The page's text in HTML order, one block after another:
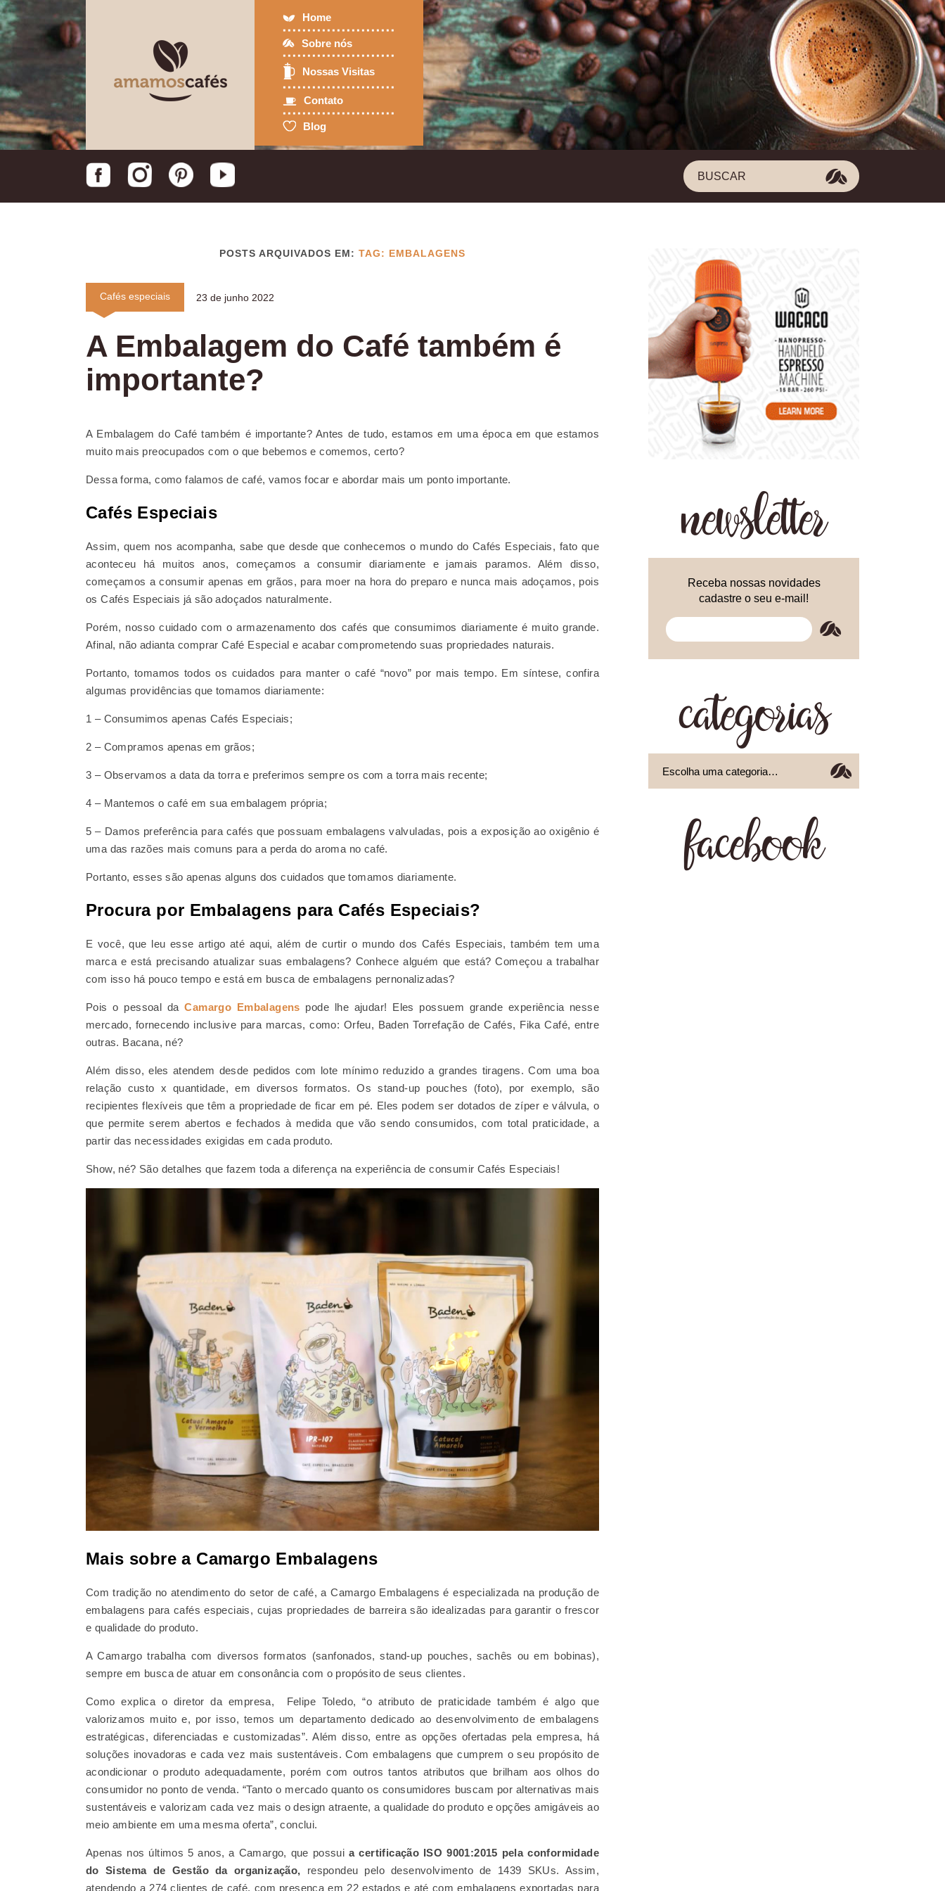
Home
Sobre nós
Nossas Visitas
Contato
Blog
POSTS ARQUIVADOS EM: TAG: EMBALAGENS
Cafés especiais 23 de junho 2022
A Embalagem do Café também é
importante?
A Embalagem do Café também é importante? Antes de tudo, estamos em uma época em que estamos
muito mais preocupados com o que bebemos e comemos, certo?
Dessa forma, como falamos de café, vamos focar e abordar mais um ponto importante.
Cafés Especiais
Assim, quem nos acompanha, sabe que desde que conhecemos o mundo do Cafés Especiais, fato que
aconteceu há muitos anos, começamos a consumir diariamente e jamais paramos. Além disso,
começamos a consumir apenas em grãos, para moer na hora do preparo e nunca mais adoçamos, pois
os Cafés Especiais já são adoçados naturalmente.
Porém, nosso cuidado com o armazenamento dos cafés que consumimos diariamente é muito grande.
Afinal, não adianta comprar Café Especial e acabar comprometendo suas propriedades naturais.
Portanto, tomamos todos os cuidados para manter o café “novo” por mais tempo. Em síntese, confira
algumas providências que tomamos diariamente:
1 – Consumimos apenas Cafés Especiais;
2 – Compramos apenas em grãos;
3 – Observamos a data da torra e preferimos sempre os com a torra mais recente;
4 – Mantemos o café em sua embalagem própria;
5 – Damos preferência para cafés que possuam embalagens valvuladas, pois a exposição ao oxigênio é
uma das razões mais comuns para a perda do aroma no café.
Portanto, esses são apenas alguns dos cuidados que tomamos diariamente.
Procura por Embalagens para Cafés Especiais?
E você, que leu esse artigo até aqui, além de curtir o mundo dos Cafés Especiais, também tem uma
marca e está precisando atualizar suas embalagens? Conhece alguém que está? Começou a trabalhar
com isso há pouco tempo e está em busca de embalagens pernonalizadas?
Pois o pessoal daCamargo Embalagens pode lhe ajudar! Eles possuem grande experiência nesse
mercado, fornecendo inclusive para marcas, como: Orfeu, Baden Torrefação de Cafés, Fika Café, entre
outras. Bacana, né?
Além disso, eles atendem desde pedidos com lote mínimo reduzido a grandes tiragens. Com uma boa
relação custo x quantidade, em diversos formatos. Os stand-up pouches (foto), por exemplo, são
recipientes flexíveis que têm a propriedade de ficar em pé. Eles podem ser dotados de zíper e válvula, o
que permite serem abertos e fechados à medida que vão sendo consumidos, com total praticidade, a
partir das necessidades exigidas em cada produto.
Show, né? São detalhes que fazem toda a diferença na experiência de consumir Cafés Especiais!
Mais sobre a Camargo Embalagens
Com tradição no atendimento do setor de café, a Camargo Embalagens é especializada na produção de
embalagens para cafés especiais, cujas propriedades de barreira são idealizadas para garantir o frescor
e qualidade do produto.
A Camargo trabalha com diversos formatos (sanfonados, stand-up pouches, sachês ou em bobinas),
sempre em busca de atuar em consonância com o propósito de seus clientes.
Como explica o diretor da empresa, Felipe Toledo, “o atributo de praticidade também é algo que
valorizamos muito e, por isso, temos um departamento dedicado ao desenvolvimento de embalagens
estratégicas, diferenciadas e customizadas”. Além disso, entre as opções ofertadas pela empresa, há
soluções inovadoras e cada vez mais sustentáveis. Com embalagens que cumprem o seu propósito de
acondicionar o produto adequadamente, porém com outros tantos atributos que brilham aos olhos do
consumidor no ponto de venda. “Tanto o mercado quanto os consumidores buscam por alternativas mais
sustentáveis e valorizam cada vez mais o design atraente, a qualidade do produto e opções amigáveis ao
meio ambiente em uma mesma oferta”, conclui.
Apenas nos últimos 5 anos, a Camargo, que possuia certificação ISO 9001:2015 pela conformidade
do Sistema de Gestão da organização, respondeu pelo desenvolvimento de 1439 SKUs. Assim,
atendendo a 274 clientes de café, com presença em 22 estados e até com embalagens exportadas para
newsletter
Receba nossas novidades
cadastre o seu e-mail!
categorias
facebook